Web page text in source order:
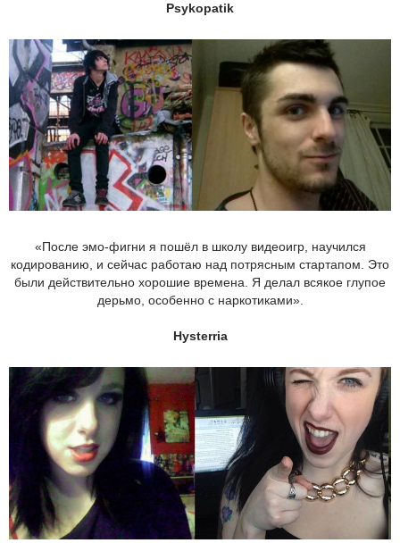
Psykopatik
«После эмо-фигни я пошёл в школу видеоигр, научился
кодированию, и сейчас работаю над потрясным стартапом. Это
были действительно хорошие времена. Я делал всякое глупое
дерьмо, особенно с наркотиками».
Hysterria